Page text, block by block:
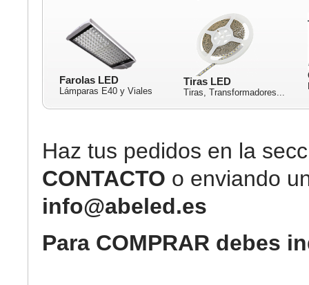
Farolas LED
Lámparas E40 y Viales
Tiras LED
Tiras, Transformadores...
Haz tus pedidos en la
CONTACTO o enviando
info@abeled.es
Para COMPRAR debes